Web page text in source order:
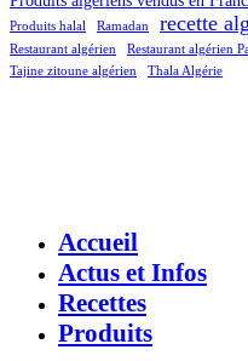
Produits halal Ramadan recette
Restaurant algérien
Restaurant algérien
Tajine zitoune algérien Thala Algérie
Accueil
Actus et Infos
Recettes
Produits